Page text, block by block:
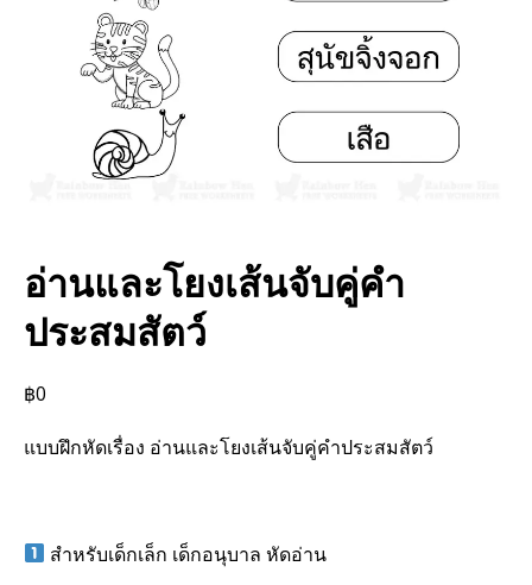
อ่านและโยงเส้นจับคู่คำ
ประสมสัตว์
฿0
แบบฝึกหัดเรื่อง อ่านและโยงเส้นจับคู่คำประสมสัตว์
สำหรับเด็กเล็ก เด็กอนุบาล หัดอ่าน